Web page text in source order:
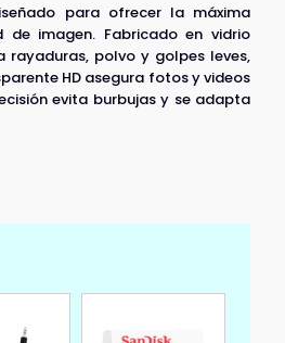
para ofrecer la máxima
imagen. Fabricado en vidrio
polvo y golpes leves,
HD asegura fotos y videos
evita burbujas y se adapta